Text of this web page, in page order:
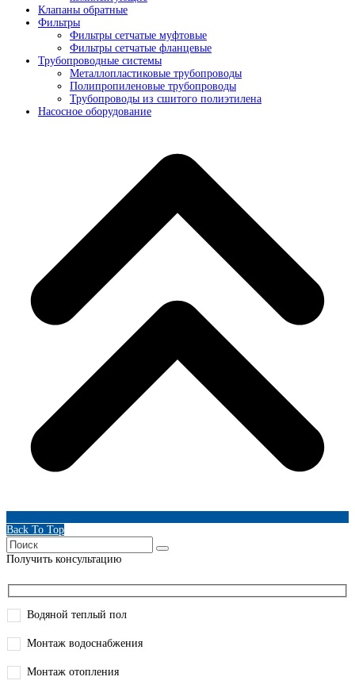
Клапаны обратные
Фильтры
Фильтры сетчатые муфтовые
Фильтры сетчатые фланцевые
Трубопроводные системы
Металлопластиковые трубопроводы
Полипропиленовые трубопроводы
Трубопроводы из сшитого полиэтилена
Насосное оборудование
Back To Top
Получить консультацию
Водяной теплый пол
Монтаж водоснабжения
Монтаж отопления